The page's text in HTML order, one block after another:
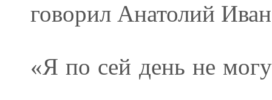
говорил Анатолий
«Я по сей день не